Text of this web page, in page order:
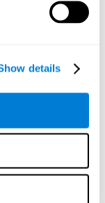
details
mora što je
nasumično
mora da
istovremeno). Ova
odgovore,
je kursorom
i biti pažljiv
mora vizuelno i